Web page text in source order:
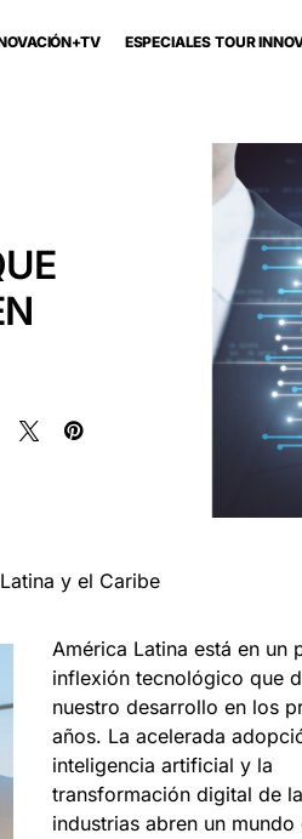
ESPECIALES TOUR
y el Caribe
América Latina está en un
inflexión tecnológico que
nuestro desarrollo en los
años. La acelerada
inteligencia artificial y la
transformación digital de
industrias abren un mundo